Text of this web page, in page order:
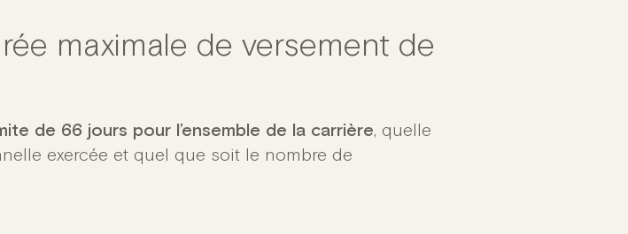
maximale de versement de
de 66 jours pour l’ensemble de la carrière, quelle
exercée et quel que soit le nombre de